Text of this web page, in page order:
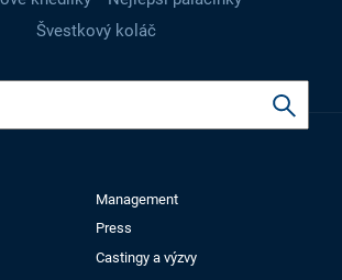
Švestkový koláč
Management
Press
Castingy a výzvy